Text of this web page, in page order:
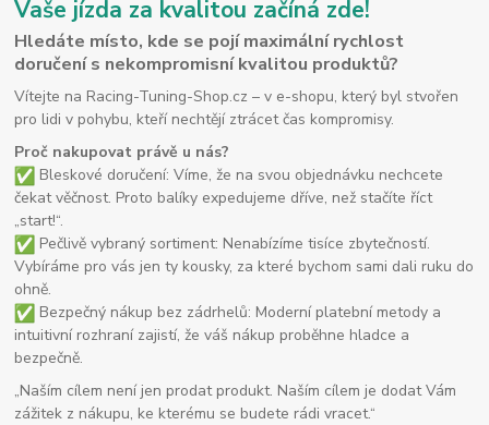
Vaše jízda za kvalitou začíná zde!
Hledáte místo, kde se pojí maximální rychlost
doručení s nekompromisní kvalitou produktů?
Vítejte na Racing-Tuning-Shop.cz – v e-shopu, který byl stvořen
pro lidi v pohybu, kteří nechtějí ztrácet čas kompromisy.
Proč nakupovat právě u nás?
Bleskové doručení: Víme, že na svou objednávku nechcete
čekat věčnost. Proto balíky expedujeme dříve, než stačíte říct
„start!“.
Pečlivě vybraný sortiment: Nenabízíme tisíce zbytečností.
Vybíráme pro vás jen ty kousky, za které bychom sami dali ruku do
ohně.
Bezpečný nákup bez zádrhelů: Moderní platební metody a
intuitivní rozhraní zajistí, že váš nákup proběhne hladce a
bezpečně.
„Naším cílem není jen prodat produkt. Naším cílem je dodat Vám
zážitek z nákupu, ke kterému se budete rádi vracet.“